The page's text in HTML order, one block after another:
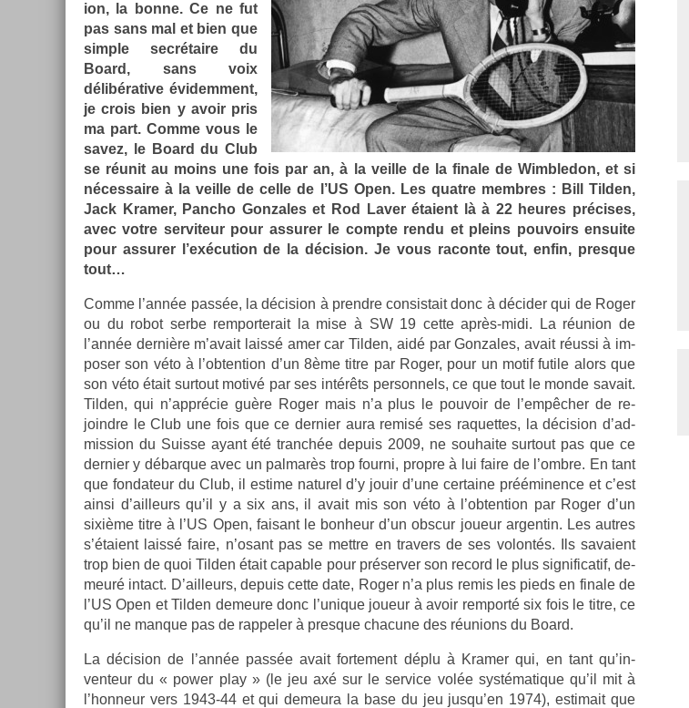
ion, la bonne. Ce ne fut
pas sans mal et bien que
sim­ple secrétaire du
Board, sans voix
délibérative évidem­ment,
je crois bien y avoir pris
ma part. Comme vous le
savez, le Board du Club
se réunit au moins une fois par an, à la veil­le de la fin­ale de Wimbledon, et si
néces­saire à la veil­le de celle de l’US Open. Les quat­re mem­bres : Bill Tild­en,
Jack Kram­er, Pancho Gon­zales et Rod Laver étaient là à 22 heures précises,
avec votre ser­viteur pour as­sur­er le com­pte rendu et pleins pouvoirs en­suite
pour as­sur­er l’exécu­tion de la décis­ion. Je vous racon­te tout, enfin, pre­sque
tout…
Comme l’année passée, la décis­ion à pre­ndre con­sis­tait donc à décider qui de Roger
ou du robot serbe re­mpor­terait la mise à SW 19 cette après-midi. La réunion de
l’année dernière m’avait laissé amer car Tild­en, aidé par Gon­zales, avait réussi à im­
pos­er son véto à l’ob­ten­tion d’un 8ème titre par Roger, pour un motif futile alors que
son véto était sur­tout motivé par ses intérêts per­son­nels, ce que tout le monde savait.
Tild­en, qui n’apprécie guère Roger mais n’a plus le pouvoir de l’empêcher de re­
joindre le Club une fois que ce de­rni­er aura remisé ses raquet­tes, la décis­ion d’ad­
miss­ion du Suis­se ayant été tranchée de­puis 2009, ne souhaite sur­tout pas que ce
de­rni­er y débar­que avec un pal­marès trop four­ni, pro­pre à lui faire de l’ombre. En tant
que fon­dateur du Club, il es­time naturel d’y jouir d’une cer­taine préémin­ence et c’est
ainsi d’ail­leurs qu’il y a six ans, il avait mis son véto à l’ob­ten­tion par Roger d’un
sixième titre à l’US Open, faisant le bon­heur d’un ob­scur joueur ar­gentin. Les aut­res
s’étaient laissé faire, n’osant pas se mettre en trav­ers de ses volontés. Ils savaient
trop bien de quoi Tild­en était cap­able pour préserv­er son re­cord le plus sig­nificatif, de­
meuré in­tact. D’ail­leurs, de­puis cette date, Roger n’a plus remis les pieds en fin­ale de
l’US Open et Tild­en de­meure donc l’unique joueur à avoir re­mporté six fois le titre, ce
qu’il ne man­que pas de rap­pel­er à pre­sque chacune des réun­ions du Board.
La décis­ion de l’année passée avait for­te­ment déplu à Kram­er qui, en tant qu’in­
venteur du « power play » (le jeu axé sur le ser­vice volée systématique qu’il mit à
l’hon­neur vers 1943-44 et qui de­meura la base du jeu jusqu’en 1974), es­timait que